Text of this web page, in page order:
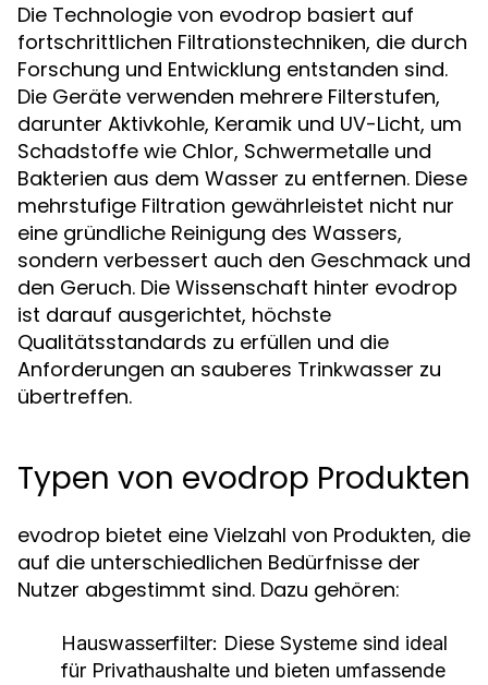
Die Technologie von evodrop basiert auf
fortschrittlichen Filtrationstechniken, die durch
Forschung und Entwicklung entstanden sind.
Die Geräte verwenden mehrere Filterstufen,
darunter Aktivkohle, Keramik und UV-Licht, um
Schadstoffe wie Chlor, Schwermetalle und
Bakterien aus dem Wasser zu entfernen. Diese
mehrstufige Filtration gewährleistet nicht nur
eine gründliche Reinigung des Wassers,
sondern verbessert auch den Geschmack und
den Geruch. Die Wissenschaft hinter evodrop
ist darauf ausgerichtet, höchste
Qualitätsstandards zu erfüllen und die
Anforderungen an sauberes Trinkwasser zu
übertreffen.
Typen von evodrop Produkten
evodrop bietet eine Vielzahl von Produkten, die
auf die unterschiedlichen Bedürfnisse der
Nutzer abgestimmt sind. Dazu gehören:
Hauswasserfilter: Diese Systeme sind ideal
für Privathaushalte und bieten umfassende